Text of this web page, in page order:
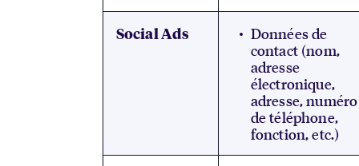
Social Ads
Données de
contact (nom,
adresse
électronique,
adresse, numéro
de téléphone,
fonction, etc.)